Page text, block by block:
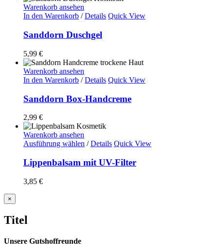
Warenkorb ansehen
In den Warenkorb / Details Quick View
Sanddorn Duschgel
5,99 €
Warenkorb ansehen
In den Warenkorb / Details Quick View
Sanddorn Box-Handcreme
2,99 €
Warenkorb ansehen
Ausführung wählen / Details Quick View
Lippenbalsam mit UV-Filter
3,85 €
Close
product
view
×
Titel
Unsere Gutshoffreunde